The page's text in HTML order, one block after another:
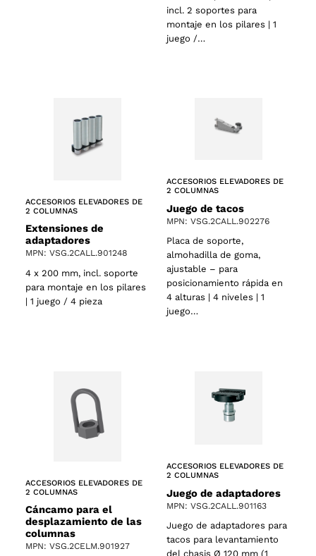
incl. 2 soportes para
montaje en los pilares | 1
juego /…
ACCESORIOS ELEVADORES DE
2 COLUMNAS
Extensiones de
adaptadores
MPN: VSG.2CALL.901248
4 x 200 mm, incl. soporte
para montaje en los pilares
| 1 juego / 4 pieza
ACCESORIOS ELEVADORES DE
2 COLUMNAS
Juego de tacos
MPN: VSG.2CALL.902276
Placa de soporte,
almohadilla de goma,
ajustable – para
posicionamiento rápida en
4 alturas | 4 niveles | 1
juego…
ACCESORIOS ELEVADORES DE
2 COLUMNAS
Cáncamo para el
desplazamiento de las
columnas
MPN: VSG.2CELM.901927
ACCESORIOS ELEVADORES DE
2 COLUMNAS
Juego de adaptadores
MPN: VSG.2CALL.901163
Juego de adaptadores para
tacos para levantamiento
del chasis Ø 120 mm (1